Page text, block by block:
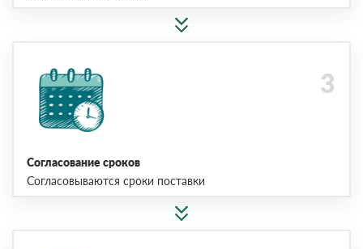
Согласование сроков
Согласовываются сроки поставки